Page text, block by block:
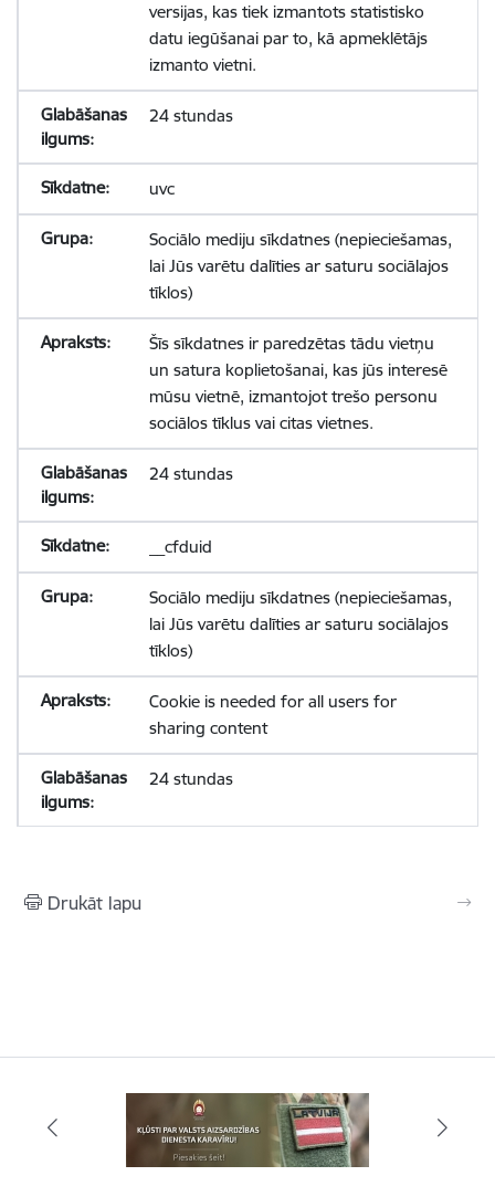
versijas, kas tiek izmantots statistisko
datu iegūšanai par to, kā apmeklētājs
izmanto vietni.
24 stundas
uvc
Sociālo mediju sīkdatnes (nepieciešamas,
lai Jūs varētu dalīties ar saturu sociālajos
tīklos)
Šīs sīkdatnes ir paredzētas tādu vietņu
un satura koplietošanai, kas jūs interesē
mūsu vietnē, izmantojot trešo personu
sociālos tīklus vai citas vietnes.
24 stundas
__cfduid
Sociālo mediju sīkdatnes (nepieciešamas,
lai Jūs varētu dalīties ar saturu sociālajos
tīklos)
Cookie is needed for all users for
sharing content
24 stundas
Drukāt lapu